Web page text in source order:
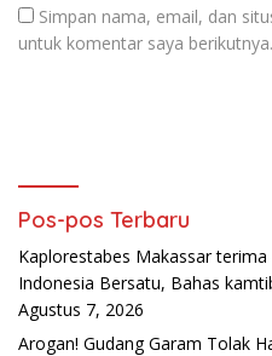
Simpan nama, email, dan
untuk komentar saya berikutnya.
Pos-pos Terbaru
Kaplorestabes Makassar
Indonesia Bersatu, Bahas
Agustus 7, 2026
Arogan! Gudang Garam Tolak